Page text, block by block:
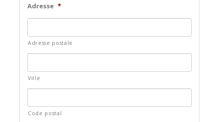
Adresse *
Adresse postale
Ville
Code postal